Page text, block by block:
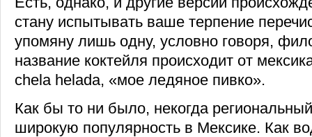
стану испытывать ваше терпение
упомяну лишь одну, условно говоря,
название коктейля происходит от
chela helada, «мое ледяное пивко».
Как бы то ни было, некогда
широкую популярность в Мексике. Как